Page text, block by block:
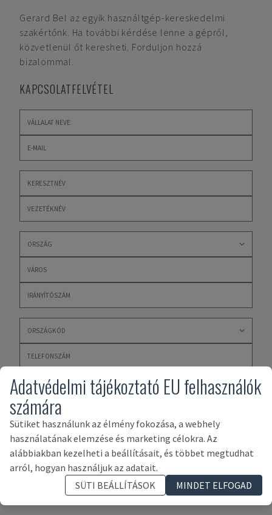
Gerard Bel az egyik használtgép-kereskedelmi
szakértőnk. Ha további kérdése lenne a gépről,
közvetlenül őt keresheti. Forduljon hozzá
bizalommal.
KAPCSOLATFELVÉTEL
Kattintson ide a következő elfogadásához:
ADATKEZELÉSI SZABÁLYZAT,A VÁSÁRLÁS FELTÉTELEI ÉS
Adatvédelmi tájékoztató EU felhasználók
számára
Sütiket használunk az élmény fokozása, a webhely
használatának elemzése és marketing célokra. Az
alábbiakban kezelheti a beállításait, és többet megtudhat
arról, hogyan használjuk az adatait.
SÜTI BEÁLLÍTÁSOK
MINDET ELFOGAD